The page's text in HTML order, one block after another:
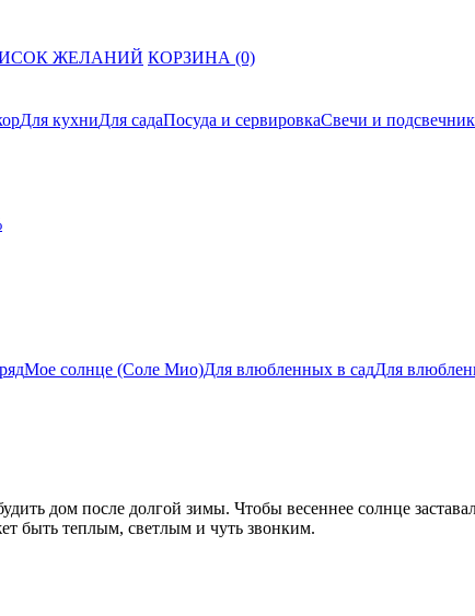
ЖЕЛАНИЙ КОРЗИНА (0)
Для кухниДля садаПосуда и сервировкаСвечи и
Мое солнце (Соле Мио)Для влюбленных в садДля
дом после долгой зимы. Чтобы весеннее солнце
быть теплым, светлым и чуть звонким.